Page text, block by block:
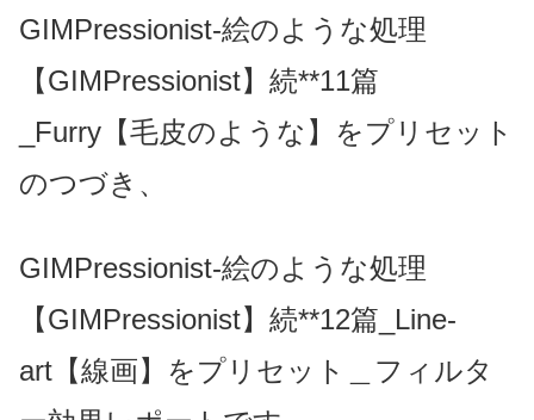
GIMPressionist-絵のような処理
【GIMPressionist】続**11篇
_Furry【毛皮のような】をプリセット
のつづき、
GIMPressionist-絵のような処理
【GIMPressionist】続**12篇_Line-
art【線画】をプリセット＿フィルタ